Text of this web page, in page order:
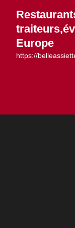
content
Europe
https://